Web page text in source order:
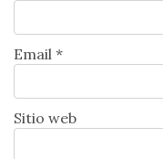
Email *
Sitio web